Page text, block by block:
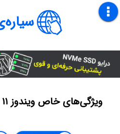
ویژگی‌های خاص ویندوز ۱۱ برای گیم را بشناسید